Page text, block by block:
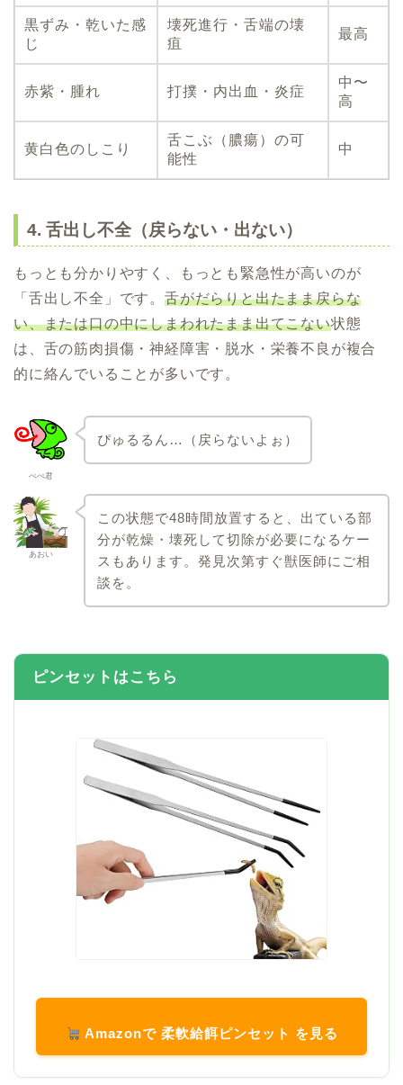
黒ずみ・乾いた感
じ
壊死進行・舌端の壊
疽
最高
赤紫・腫れ 打撲・内出血・炎症
中〜
高
黄白色のしこり
舌こぶ（膿瘍）の可
能性
中
4. 舌出し不全（戻らない・出ない）
もっとも分かりやすく、もっとも緊急性が高いのが
「舌出し不全」です。 舌がだらりと出たまま戻らな
い、または口の中にしまわれたまま出てこない状態
は、舌の筋肉損傷・神経障害・脱水・栄養不良が複合
的に絡んでいることが多いです。
ぺぺ君
ぴゅるるん…（戻らないよぉ）
あおい
この状態で48時間放置すると、出ている部
分が乾燥・壊死して切除が必要になるケー
スもあります。発見次第すぐ獣医師にご相
談を。
ピンセットはこちら
Amazonで 柔軟給餌ピンセット を見る